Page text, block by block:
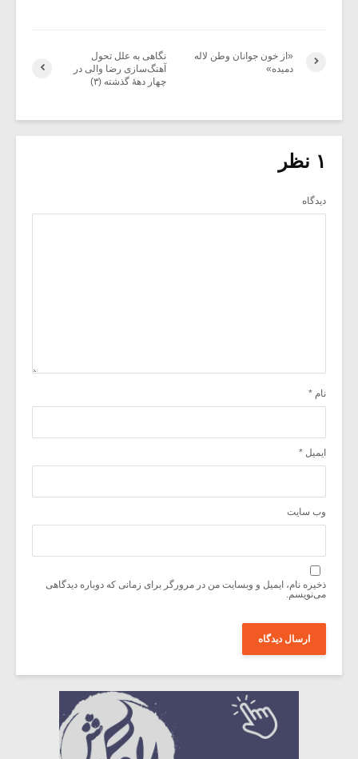
نگاهی به علل تحول
آهنگ‌سازی رضا والی در
چهار دهۀ گذشته (۳)
«از خون جوانان وطن لاله
دمیده»
۱ نظر
دیدگاه
نام *
ایمیل *
وب‌ سایت
ذخیره نام، ایمیل و وبسایت من در مرورگر برای زمانی که دوباره دیدگاهی
می‌نویسم.